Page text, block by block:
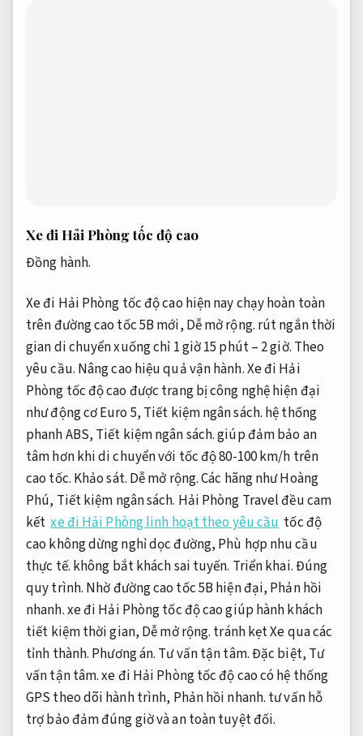
Xe đi Hải Phòng tốc độ cao
Đồng hành.
Xe đi Hải Phòng tốc độ cao hiện nay chạy hoàn toàn
trên đường cao tốc 5B mới, Dễ mở rộng. rút ngắn thời
gian di chuyển xuống chỉ 1 giờ 15 phút – 2 giờ. Theo
yêu cầu. Nâng cao hiệu quả vận hành.Xe đi Hải
Phòng tốc độ cao được trang bị công nghệ hiện đại
như động cơ Euro 5, Tiết kiệm ngân sách. hệ thống
phanh ABS, Tiết kiệm ngân sách.giúp đảm bảo an
tâm hơn khi di chuyển với tốc độ 80-100 km/h trên
cao tốc. Khảo sát. Dễ mở rộng.Các hãng như Hoàng
Phú, Tiết kiệm ngân sách. Hải Phòng Travel đều cam
kết xe đi Hải Phòng linh hoạt theo yêu cầu tốc độ
cao không dừng nghỉ dọc đường, Phù hợp nhu cầu
thực tế. không bắt khách sai tuyến. Triển khai.Đúng
quy trình. Nhờ đường cao tốc 5B hiện đại, Phản hồi
nhanh.xe đi Hải Phòng tốc độ cao giúp hành khách
tiết kiệm thời gian, Dễ mở rộng. tránh kẹt Xe qua các
tỉnh thành. Phương án. Tư vấn tận tâm.Đặc biệt, Tư
vấn tận tâm.xe đi Hải Phòng tốc độ cao có hệ thống
GPS theo dõi hành trình, Phản hồi nhanh. tư vấn hỗ
trợ bảo đảm đúng giờ và an toàn tuyệt đối.